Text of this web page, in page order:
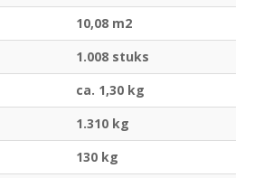
10,08 m2
1.008 stuks
ca. 1,30 kg
1.310 kg
130 kg